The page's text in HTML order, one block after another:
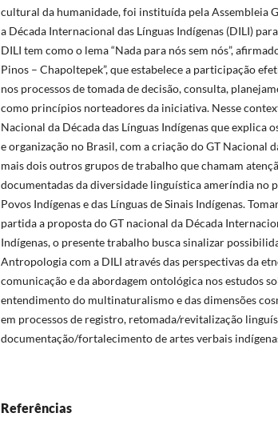
cultural da humanidade, foi instituída pela Assembleia
a Década Internacional das Línguas Indígenas (DILI)
DILI tem como o lema “Nada para nós sem nós”,
Pinos – Chapoltepek”, que estabelece a participação
nos processos de tomada de decisão, consulta,
como princípios norteadores da iniciativa. Nesse
Nacional da Década das Línguas Indígenas que explica
e organização no Brasil, com a criação do GT Nacional
mais dois outros grupos de trabalho que chamam
documentadas da diversidade linguística ameríndia no
Povos Indígenas e das Línguas de Sinais Indígenas.
partida a proposta do GT nacional da Década
Indígenas, o presente trabalho busca sinalizar
Antropologia com a DILI através das perspectivas da
comunicação e da abordagem ontológica nos estudos
entendimento do multinaturalismo e das dimensões
em processos de registro, retomada/revitalização
documentação/fortalecimento de artes verbais
Referências